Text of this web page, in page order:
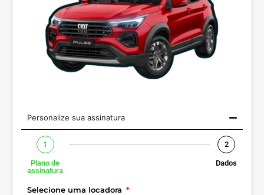
Personalize sua assinatura
1
Plano de
assinatura
2
Dados
Selecione uma locadora